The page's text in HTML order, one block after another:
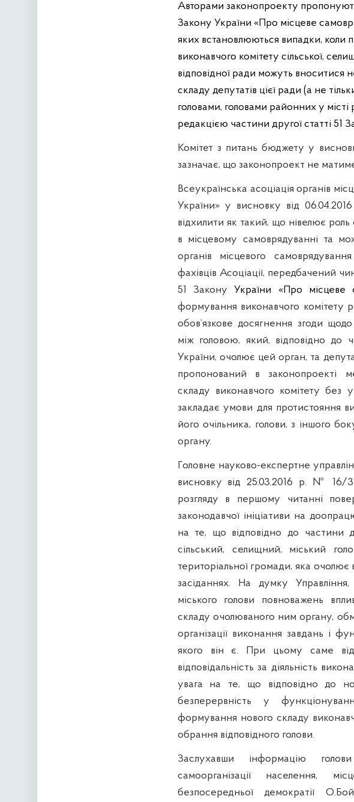
Авторами законопроекту
Закону України «Про місцеве
яких встановлюються випадки, коли
виконавчого комітету сільської,
відповідної ради можуть вноситися
складу депутатів цієї ради (а не
головами, головами районних у
редакцією частини другої статті 51
Комітет з питань бюджету у
зазначає, що законопроект не
Всеукраїнська асоціація органів
України» у висновку від
відхилити як такий, що нівелює роль
в місцевому самоврядуванні та
органів місцевого
фахівців Асоціації, передбачений
51 Закону України «Про місцеве
формування виконавчого комітету
обов’язкове досягнення згоди
між головою, який, відповідно до
України, очолює цей орган, та
пропонований в законопроекті
складу виконавчого комітету без
закладає умови для протистояння
його очільника, голови, з іншого
органу.
Головне науково-експертне
висновку від 25.03.2016 р. № 16/
розгляду в першому читанні
законодавчої ініціативи на
на те, що відповідно до частини
сільський, селищний, міський
територіальної громади, яка очолює
засіданнях. На думку Управління,
міського голови повноважень
складу очолюваного ним органу,
організації виконання завдань і
якого він є. При цьому саме
відповідальність за діяльність
увага на те, що відповідно до
безперервність у
формування нового складу
обрання відповідного голови.
Заслухавши інформацію
самоорганізації населення,
безпосередньої демократії